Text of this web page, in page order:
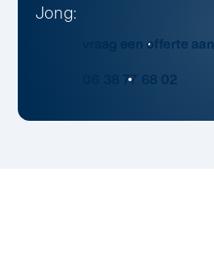
Jong:
vraag een offerte aan
06 38 77 68 02